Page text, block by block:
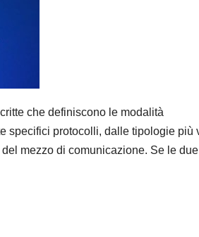
che definiscono le modalità
specifici protocolli, dalle tipologie più
mezzo di comunicazione. Se le due